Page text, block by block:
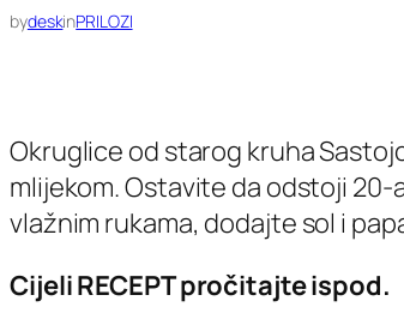
bydeskinPRILOZI
Okruglice od starog kruha
mlijekom. Ostavite da odstoji
vlažnim rukama, dodajte sol i
Cijeli RECEPT pročitajte ispod.